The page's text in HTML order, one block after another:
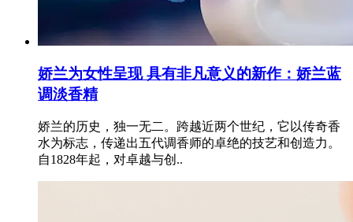
娇兰为女性呈现 具有非凡意义的新作：娇兰蓝
调淡香精
娇兰的历史，独一无二。跨越近两个世纪，它以传奇香
水为标志，传递出五代调香师的卓绝的技艺和创造力。
自1828年起，对卓越与创..